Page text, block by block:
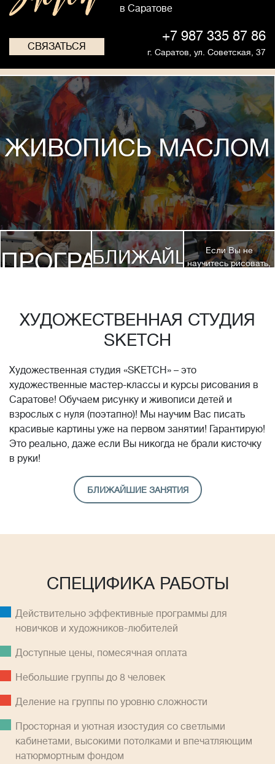
в Саратове
СВЯЗАТЬСЯ
+7 987 335 87 86
г. Саратов, ул. Советская, 37
ЖИВОПИСЬ МАСЛОМ
ПРОГРАММЫ
БЛИЖАЙШИЕЕсли Вы не
научитесь рисовать,
стоимость обучения!*
ХУДОЖЕСТВЕННАЯ СТУДИЯ
SKETCH
Художественная студия «SKETCH» – это
художественные мастер-классы и курсы рисования в
Саратове! Обучаем рисунку и живописи детей и
взрослых с нуля (поэтапно)! Мы научим Вас писать
красивые картины уже на первом занятии! Гарантирую!
Это реально, даже если Вы никогда не брали кисточку
в руки!
БЛИЖАЙШИЕ ЗАНЯТИЯ
СПЕЦИФИКА РАБОТЫ
Действительно эффективные программы для
новичков и художников-любителей
Доступные цены, помесячная оплатa
Небольшие группы до 8 человек
Деление на группы по уровню сложности
Просторная и уютная изостудия со светлыми
кабинетами, высокими потолками и впечатляющим
натюрмортным фондом